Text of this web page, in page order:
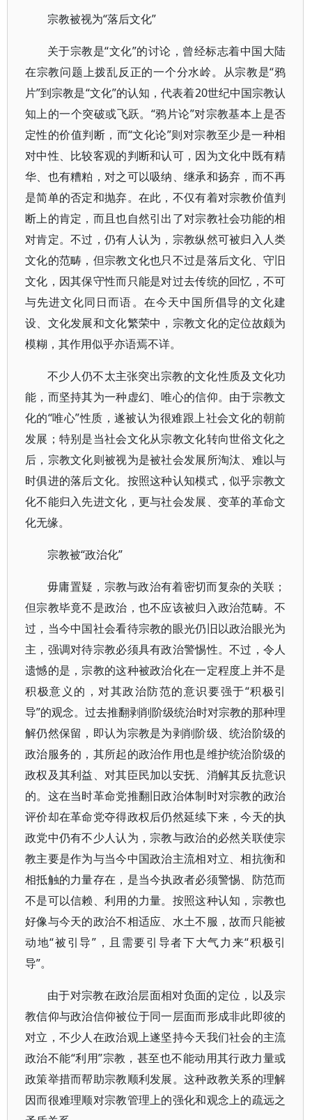
宗教被视为“落后文化”
关于宗教是“文化”的讨论，曾经标志着中国大陆
在宗教问题上拨乱反正的一个分水岭。从宗教是“鸦
片”到宗教是“文化”的认知，代表着20世纪中国宗教认
知上的一个突破或飞跃。“鸦片论”对宗教基本上是否
定性的价值判断，而“文化论”则对宗教至少是一种相
对中性、比较客观的判断和认可，因为文化中既有精
华、也有糟粕，对之可以吸纳、继承和扬弃，而不再
是简单的否定和抛弃。在此，不仅有着对宗教价值判
断上的肯定，而且也自然引出了对宗教社会功能的相
对肯定。不过，仍有人认为，宗教纵然可被归入人类
文化的范畴，但宗教文化也只不过是落后文化、守旧
文化，因其保守性而只能是对过去传统的回忆，不可
与先进文化同日而语。在今天中国所倡导的文化建
设、文化发展和文化繁荣中，宗教文化的定位故颇为
模糊，其作用似乎亦语焉不详。
不少人仍不太主张突出宗教的文化性质及文化功
能，而坚持其为一种虚幻、唯心的信仰。由于宗教文
化的“唯心”性质，遂被认为很难跟上社会文化的朝前
发展；特别是当社会文化从宗教文化转向世俗文化之
后，宗教文化则被视为是被社会发展所淘汰、难以与
时俱进的落后文化。按照这种认知模式，似乎宗教文
化不能归入先进文化，更与社会发展、变革的革命文
化无缘。
宗教被“政治化”
毋庸置疑，宗教与政治有着密切而复杂的关联；
但宗教毕竟不是政治，也不应该被归入政治范畴。不
过，当今中国社会看待宗教的眼光仍旧以政治眼光为
主，强调对待宗教必须具有政治警惕性。不过，令人
遗憾的是，宗教的这种被政治化在一定程度上并不是
积极意义的，对其政治防范的意识要强于“积极引
导”的观念。过去推翻剥削阶级统治时对宗教的那种理
解仍然保留，即认为宗教是为剥削阶级、统治阶级的
政治服务的，其所起的政治作用也是维护统治阶级的
政权及其利益、对其臣民加以安抚、消解其反抗意识
的。这在当时革命党推翻旧政治体制时对宗教的政治
评价却在革命党夺得政权后仍然延续下来，今天的执
政党中仍有不少人认为，宗教与政治的必然关联使宗
教主要是作为与当今中国政治主流相对立、相抗衡和
相抵触的力量存在，是当今执政者必须警惕、防范而
不是可以信赖、利用的力量。按照这种认知，宗教也
好像与今天的政治不相适应、水土不服，故而只能被
动地“被引导”，且需要引导者下大气力来“积极引
导”。
由于对宗教在政治层面相对负面的定位，以及宗
教信仰与政治信仰被位于同一层面而形成非此即彼的
对立，不少人在政治观上遂坚持今天我们社会的主流
政治不能“利用”宗教，甚至也不能动用其行政力量或
政策举措而帮助宗教顺利发展。这种政教关系的理解
因而很难理顺对宗教管理上的强化和观念上的疏远之